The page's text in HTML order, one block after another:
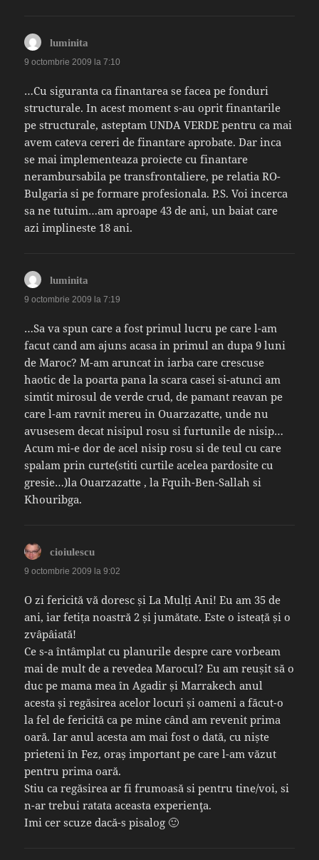
luminita
9 octombrie 2009 la 7:10
…Cu siguranta ca finantarea se facea pe fonduri
structurale. In acest moment s-au oprit finantarile
pe structurale, asteptam UNDA VERDE pentru ca mai
avem cateva cereri de finantare aprobate. Dar inca
se mai implementeaza proiecte cu finantare
nerambursabila pe transfrontaliere, pe relatia RO-
Bulgaria si pe formare profesionala. P.S. Voi incerca
sa ne tutuim…am aproape 43 de ani, un baiat care
azi implineste 18 ani.
luminita
9 octombrie 2009 la 7:19
…Sa va spun care a fost primul lucru pe care l-am
facut cand am ajuns acasa in primul an dupa 9 luni
de Maroc? M-am aruncat in iarba care crescuse
haotic de la poarta pana la scara casei si-atunci am
simtit mirosul de verde crud, de pamant reavan pe
care l-am ravnit mereu in Ouarzazatte, unde nu
avusesem decat nisipul rosu si furtunile de nisip…
Acum mi-e dor de acel nisip rosu si de teul cu care
spalam prin curte(stiti curtile acelea pardosite cu
gresie…)la Ouarzazatte , la Fquih-Ben-Sallah si
Khouribga.
cioiulescu
9 octombrie 2009 la 9:02
O zi fericită vă doresc și La Mulți Ani! Eu am 35 de
ani, iar fetița noastră 2 și jumătate. Este o isteață și o
zvâpâiată!
Ce s-a întâmplat cu planurile despre care vorbeam
mai de mult de a revedea Marocul? Eu am reușit să o
duc pe mama mea în Agadir și Marrakech anul
acesta și regăsirea acelor locuri și oameni a făcut-o
la fel de fericită ca pe mine când am revenit prima
oară. Iar anul acesta am mai fost o dată, cu niște
prieteni în Fez, oraș important pe care l-am văzut
pentru prima oară.
Stiu ca regăsirea ar fi frumoasă si pentru tine/voi, si
n-ar trebui ratata aceasta experienţa.
Imi cer scuze dacă-s pisalog 🙂